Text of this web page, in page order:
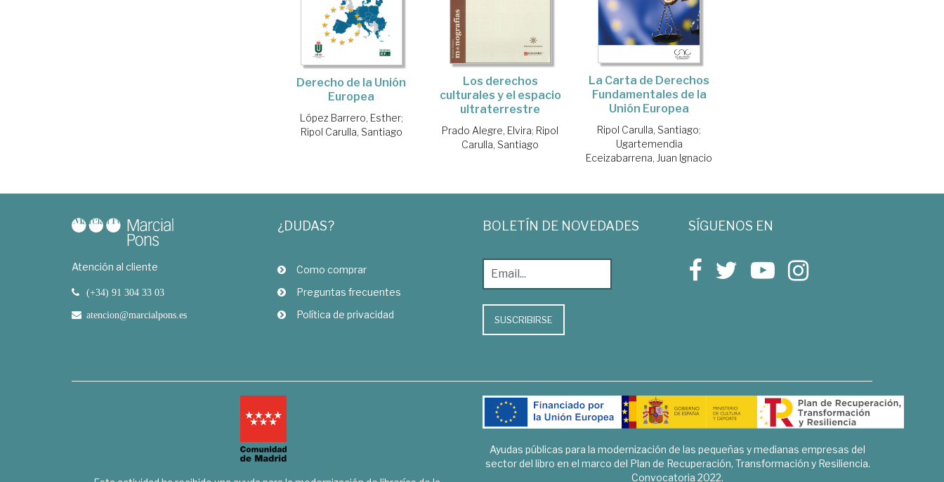
Derecho de la Unión
Europea
López Barrero, Esther;
Ripol Carulla, Santiago
Los derechos
culturales y el espacio
ultraterrestre
Prado Alegre, Elvira; Ripol
Carulla, Santiago
La Carta de Derechos
Fundamentales de la
Unión Europea
Ripol Carulla, Santiago;
Ugartemendia
Eceizabarrena, Juan Ignacio
Atención al cliente
(+34) 91 304 33 03
atencion@marcialpons.es
¿DUDAS?
Como comprar
Preguntas frecuentes
Política de privacidad
BOLETÍN DE NOVEDADES
SUSCRIBIRSE
SÍGUENOS EN
Ayudas públicas para la modernización de las pequeñas y medianas empresas del
sector del libro en el marco del Plan de Recuperación, Transformación y Resiliencia.
Convocatoria 2022.